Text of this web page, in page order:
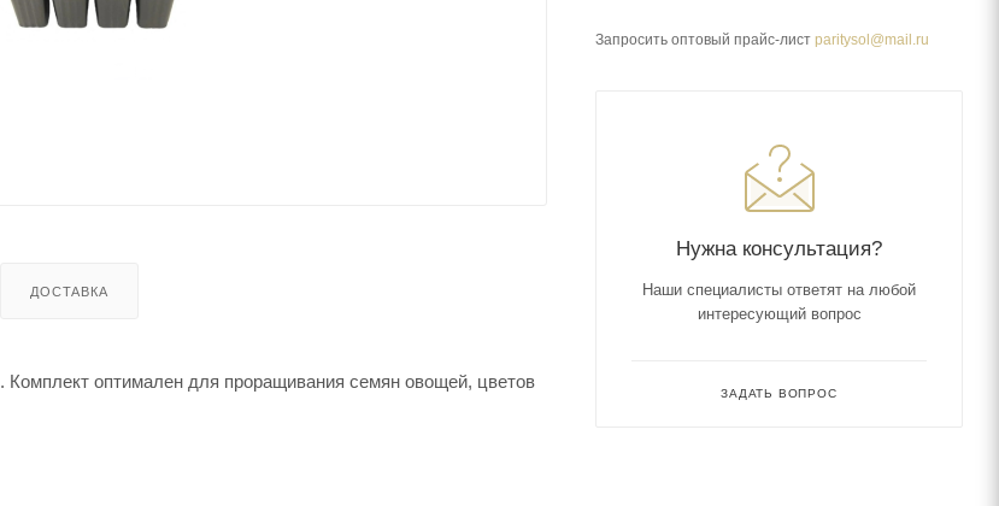
ДОСТАВКА
. Комплект оптимален для проращивания семян овощей, цветов
Запросить оптовый прайс-лист paritysol@mail.ru
Нужна консультация?
Наши специалисты ответят на любой
интересующий вопрос
ЗАДАТЬ ВОПРОС